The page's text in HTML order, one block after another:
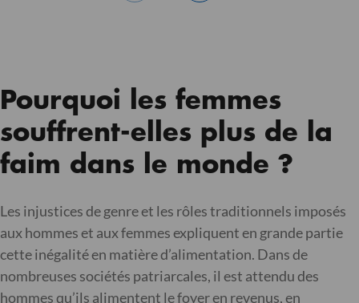
Pourquoi les femmes
souffrent-elles plus de la
faim dans le monde ?
Les injustices de genre et les rôles traditionnels imposés
aux hommes et aux femmes expliquent en grande partie
cette inégalité en matière d’alimentation. Dans de
nombreuses sociétés patriarcales, il est attendu des
hommes qu’ils alimentent le foyer en revenus, en